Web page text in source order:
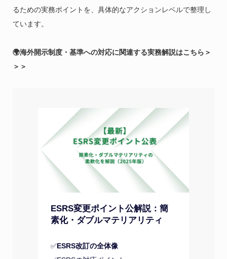
るための実務ポイントを、具体的なアクションレベルで整理し
ています。
🌍海外開示制度・基準への対応に関連する実務解説はこちら＞
＞＞
ESRS変更ポイント公解説：簡
素化・ダブルマテリアリティ
✅ESRS改訂の全体像